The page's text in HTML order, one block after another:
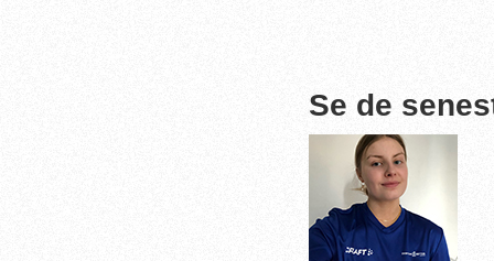
Se de